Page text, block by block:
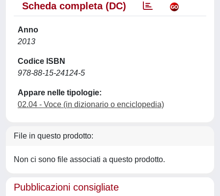
Scheda completa (DC)
Anno
2013
Codice ISBN
978-88-15-24124-5
Appare nelle tipologie:
02.04 - Voce (in dizionario o enciclopedia)
File in questo prodotto:
Non ci sono file associati a questo prodotto.
Pubblicazioni consigliate